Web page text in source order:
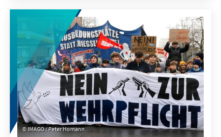
Stillstand aufgelöst werden kann. Die seit
Jahren geforderte grundlegende Reform der
WTO wird auch dieses Mal nicht gelingen. Das
ist zwar keine gute Nachricht für die globale
Handelsordnung, es bedeutet aber nicht, dass
den konstruktiven Kräften innerhalb der
Weltgemeinschaft und insbesondere der EU
die Hände gebunden sind.
IMAGO / Peter Homann